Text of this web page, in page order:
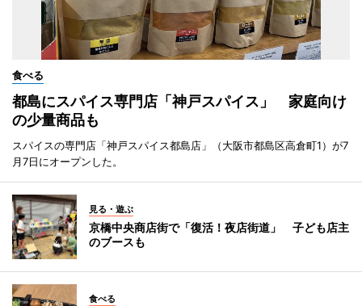
食べる
都島にスパイス専門店「神戸スパイス」 家庭向け
の少量商品も
スパイスの専門店「神戸スパイス都島店」（大阪市都島区高倉町1）が7
月7日にオープンした。
見る・遊ぶ
京橋中央商店街で「復活！夜店街道」 子ども店主
のブースも
食べる